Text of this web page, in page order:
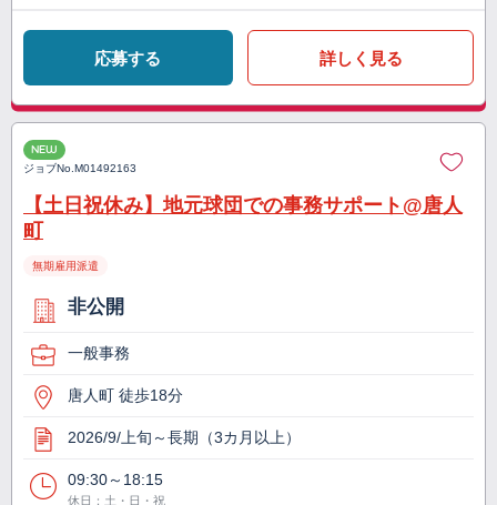
応募する 詳しく見る
NEW
ジョブNo.M01492163
【土日祝休み】地元球団での事務サポート@唐人
町
無期雇用派遣
非公開
一般事務
唐人町 徒歩18分
2026/9/上旬～長期（3カ月以上）
09:30～18:15
休日：土・日・祝